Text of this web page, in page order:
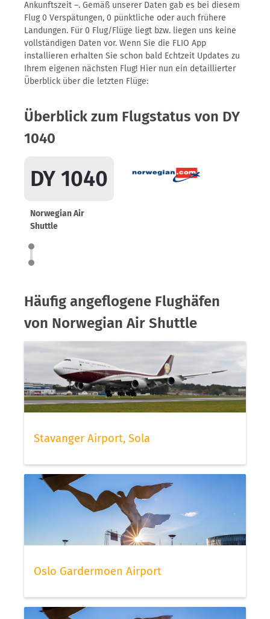
Ankunftszeit –. Gemäß unserer Daten gab es bei diesem
Flug 0 Verspätungen, 0 pünktliche oder auch frühere
Landungen. Für 0 Flug/Flüge liegt bzw. liegen uns keine
vollständigen Daten vor. Wenn Sie die FLIO App
installieren erhalten Sie schon bald Echtzeit Updates zu
Ihrem eigenen nächsten Flug! Hier nun ein detaillierter
Überblick über die letzten Flüge:
Überblick zum Flugstatus von DY
1040
DY 1040
Norwegian Air
Shuttle
Häufig angeflogene Flughäfen
von Norwegian Air Shuttle
Stavanger Airport, Sola
Oslo Gardermoen Airport